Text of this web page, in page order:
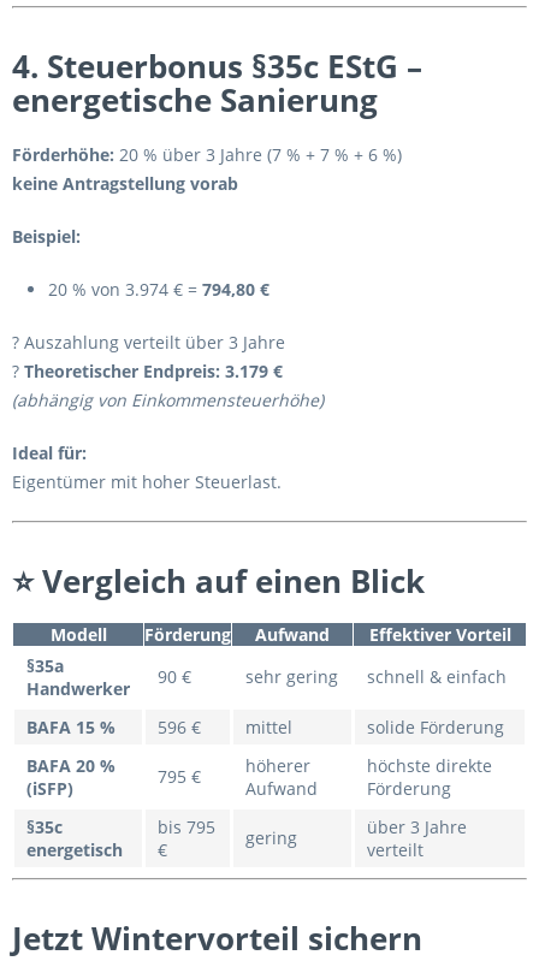
4. Steuerbonus §35c EStG –
energetische Sanierung
Förderhöhe: 20 % über 3 Jahre (7 % + 7 % + 6 %)
keine Antragstellung vorab
Beispiel:
20 % von 3.974 € = 794,80 €
? Auszahlung verteilt über 3 Jahre
? Theoretischer Endpreis: 3.179 €
(abhängig von Einkommensteuerhöhe)
Ideal für:
Eigentümer mit hoher Steuerlast.
⭐Vergleich auf einen Blick
Modell Förderung Aufwand
Effektiver Vorteil
§35a
Handwerker
90 € sehr gering schnell & einfach
BAFA 15 % 596 € mittel
solide Förderung
BAFA 20 %
(iSFP)
795 €
höherer
Aufwand
höchste direkte
Förderung
§35c
energetisch
bis 795
€
gering
über 3 Jahre
verteilt
Jetzt Wintervorteil sichern